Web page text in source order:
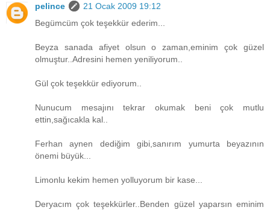
pelince
21 Ocak 2009 19:12
Begümcüm çok teşekkür ederim...
Beyza sanada afiyet olsun o zaman,eminim çok güzel
olmuştur..Adresini hemen yeniliyorum..
Gül çok teşekkür ediyorum..
Nunucum mesajını tekrar okumak beni çok mutlu
ettin,sağıcakla kal..
Ferhan aynen dediğim gibi,sanırım yumurta beyazının
önemi büyük...
Limonlu kekim hemen yolluyorum bir kase...
Deryacım çok teşekkürler..Benden güzel yaparsın eminim